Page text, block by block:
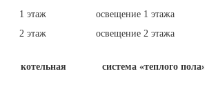
1 этаж освещение 1 этажа
2 этаж освещение 2 этажа
система «теплого